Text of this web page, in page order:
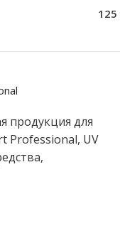
125
продукция для
Professional, UV